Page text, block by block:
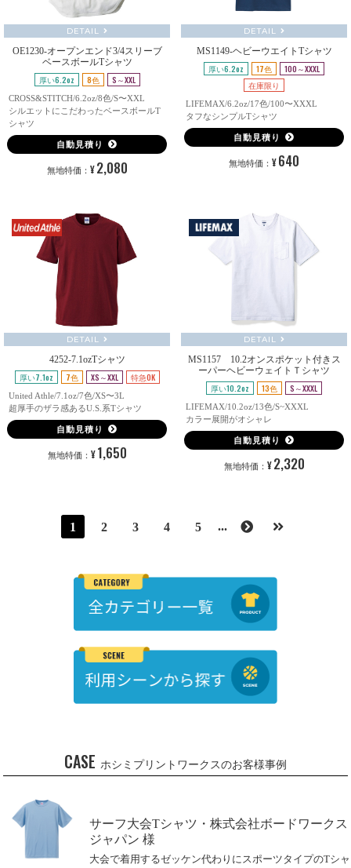
DETAIL
OE1230-オープンエンド3/4スリーブ
ベースボールTシャツ
厚い6.2oz 8色 S～XXL
CROSS&STITCH/6.2oz/8色/S〜XXL
シルエットにこだわったベースボールT
シャツ
自動見積り
無地特価： ¥ 2,080
DETAIL
MS1149-ヘビーウエイトTシャツ
厚い6.2oz 17色
100～XXXL
在庫限り
LIFEMAX/6.2oz/17色/100〜XXXL
タフなシンプルTシャツ
自動見積り
無地特価：¥ 640
DETAIL
4252-7.1ozTシャツ
厚い7.1oz 7色 XS～XXL 特急OK
United Athle/7.1oz/7色/XS〜3L
超厚手のザラ感あるU.S.系Tシャツ
自動見積り
無地特価： ¥ 1,650
DETAIL
MS1157 10.2オンスポケット付きス
ーパーヘビーウェイトＴシャツ
厚い10.2oz 13色 S～XXXL
LIFEMAX/10.2oz/13色/S~XXXL
カラー展開がオシャレ
自動見積り
無地特価： ¥ 2,320
1 2 3 4 5 ...
CASE ホシミプリントワークスのお客様事例
サーフ大会Tシャツ・株式会社ボードワークス
ジャパン 様
大会で着用するゼッケン代わりにスポーツタイプのTシャ